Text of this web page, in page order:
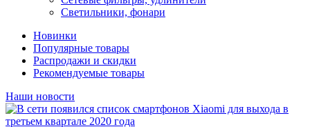
Светильники, фонари
Новинки
Популярные товары
Распродажи и скидки
Рекомендуемые товары
Наши новости